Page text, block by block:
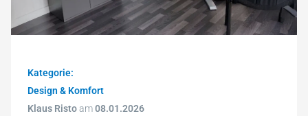
Kategorie:
Design & Komfort
Klaus Ristoam08.01.2026